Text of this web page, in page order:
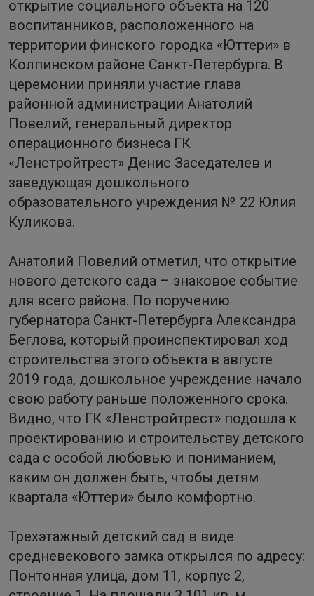
открытие социального объекта на 120
воспитанников, расположенного на
территории финского городка «Юттери» в
Колпинском районе Санкт-Петербурга. В
церемонии приняли участие глава
районной администрации Анатолий
Повелий, генеральный директор
операционного бизнеса ГК
«Ленстройтрест» Денис Заседателев и
заведующая дошкольного
образовательного учреждения № 22 Юлия
Куликова.
Анатолий Повелий отметил, что открытие
нового детского сада – знаковое событие
для всего района. По поручению
губернатора Санкт-Петербурга Александра
Беглова, который проинспектировал ход
строительства этого объекта в августе
2019 года, дошкольное учреждение начало
свою работу раньше положенного срока.
Видно, что ГК «Ленстройтрест» подошла к
проектированию и строительству детского
сада с особой любовью и пониманием,
каким он должен быть, чтобы детям
квартала «Юттери» было комфортно.
Трехэтажный детский сад в виде
средневекового замка открылся по адресу:
Понтонная улица, дом 11, корпус 2,